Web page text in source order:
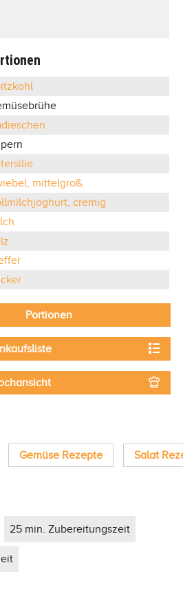
mittelgroß
cremig
Portionen
Gemüse Rezepte Salat
25 min. Zubereitungszeit